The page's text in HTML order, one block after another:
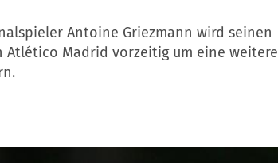
Antoine Griezmann wird seinen
Atlético Madrid vorzeitig um eine weitere